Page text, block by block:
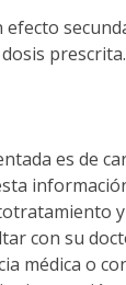
prescrita.
es de
con su
médica o